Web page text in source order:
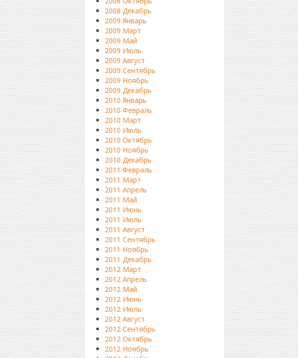
2008 Декабрь
2009 Январь
2009 Март
2009 Май
2009 Июль
2009 Август
2009 Сентябрь
2009 Ноябрь
2009 Декабрь
2010 Январь
2010 Февраль
2010 Март
2010 Июль
2010 Октябрь
2010 Ноябрь
2010 Декабрь
2011 Февраль
2011 Март
2011 Апрель
2011 Май
2011 Июнь
2011 Июль
2011 Август
2011 Сентябрь
2011 Ноябрь
2011 Декабрь
2012 Март
2012 Апрель
2012 Май
2012 Июнь
2012 Июль
2012 Август
2012 Сентябрь
2012 Октябрь
2012 Ноябрь